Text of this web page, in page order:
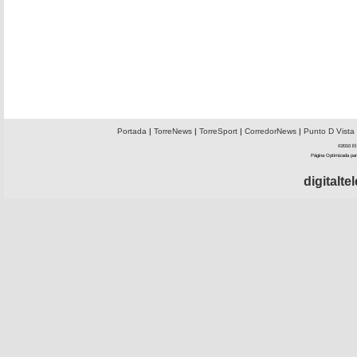
Portada | TorreNews| TorreSport| CorredorNews| Punto D Vista
©2010 El
Página Optimizada